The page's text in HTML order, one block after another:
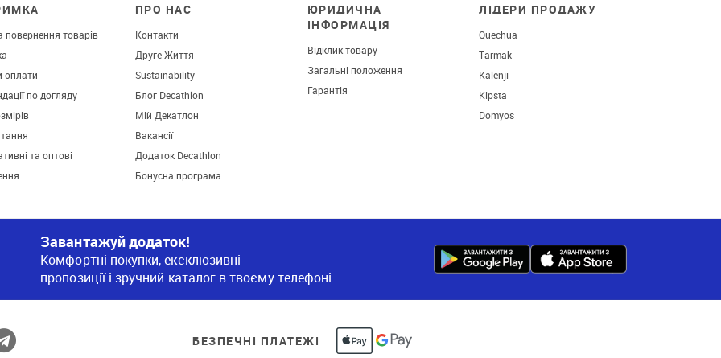
повернення товарів
оплати
по догляду
та оптові
ПРО НАС
Контакти
Друге Життя
Sustainability
Блог Decathlon
Мій Декатлон
Вакансії
Додаток Decathlon
Бонусна програма
ЮРИДИЧНА
ІНФОРМАЦІЯ
Відклик товару
Загальні положення
Гарантія
ЛІДЕРИ ПРОДАЖУ
Quechua
Tarmak
Kalenji
Kipsta
Domyos
Завантажуй додаток!
Комфортні покупки, ексклюзивні
пропозиції і зручний каталог в твоєму телефоні
БЕЗПЕЧНІ ПЛАТЕЖІ